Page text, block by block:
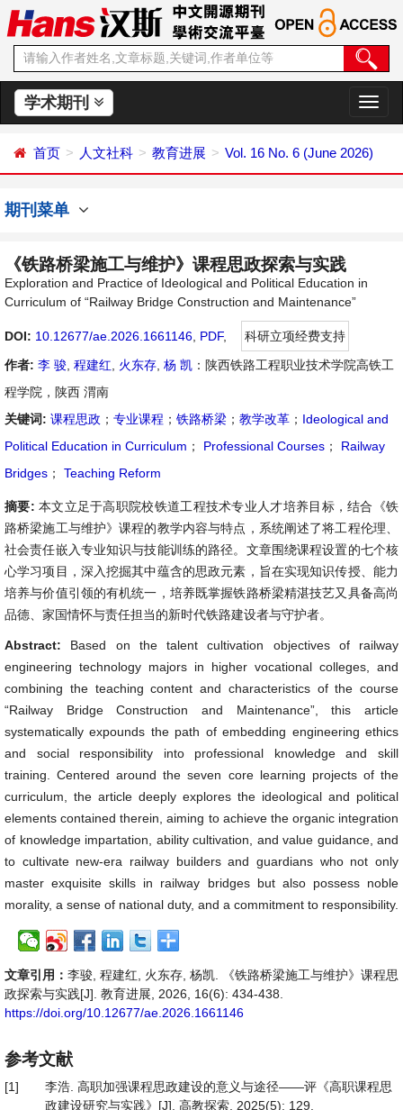
学术期刊
切
换
航
首页 人文社科 教育进展 Vol. 16 No. 6 (June 2026)
期刊菜单
《铁路桥梁施工与维护》课程思政探索与实践
Exploration and Practice of Ideological and Political Education in
Curriculum of “Railway Bridge Construction and Maintenance”
DOI: 10.12677/ae.2026.1661146 PDF,
科研立项经费支持
作者: 李 骏 程建红 火东存 杨 凯 ：陕西铁路工程职业技术学院高铁工
程学院，陕西 渭南
关键词: 课程思政 ； 专业课程 ； 铁路桥梁 ； 教学改革 ； Ideological and
Political Education in Curriculum ； Professional Courses ；
Railway
Bridges ； Teaching Reform
摘要: 本文立足于高职院校铁道工程技术专业人才培养目标，结合《铁
路桥梁施工与维护》课程的教学内容与特点，系统阐述了将工程伦理、
社会责任嵌入专业知识与技能训练的路径。文章围绕课程设置的七个核
心学习项目，深入挖掘其中蕴含的思政元素，旨在实现知识传授、能力
培养与价值引领的有机统一，培养既掌握铁路桥梁精湛技艺又具备高尚
品德、家国情怀与责任担当的新时代铁路建设者与守护者。
Abstract: Based on the talent cultivation objectives of railway
engineering technology majors in higher vocational colleges, and
combining the teaching content and characteristics of the course
“Railway Bridge Construction and Maintenance”, this article
systematically expounds the path of embedding engineering ethics
and social responsibility into professional knowledge and skill
training. Centered around the seven core learning projects of the
curriculum, the article deeply explores the ideological and political
elements contained therein, aiming to achieve the organic integration
of knowledge impartation, ability cultivation, and value guidance, and
to cultivate new-era railway builders and guardians who not only
master exquisite skills in railway bridges but also possess noble
morality, a sense of national duty, and a commitment to responsibility.
文章引用： 李骏, 程建红, 火东存, 杨凯. 《铁路桥梁施工与维护》课程思
政探索与实践[J]. 教育进展, 2026, 16(6): 434-438.
https://doi.org/10.12677/ae.2026.1661146
参考文献
[1]
李浩. 高职加强课程思政建设的意义与途径——评《高职课程思
政建设研究与实践》[J]. 高教探索, 2025(5): 129.